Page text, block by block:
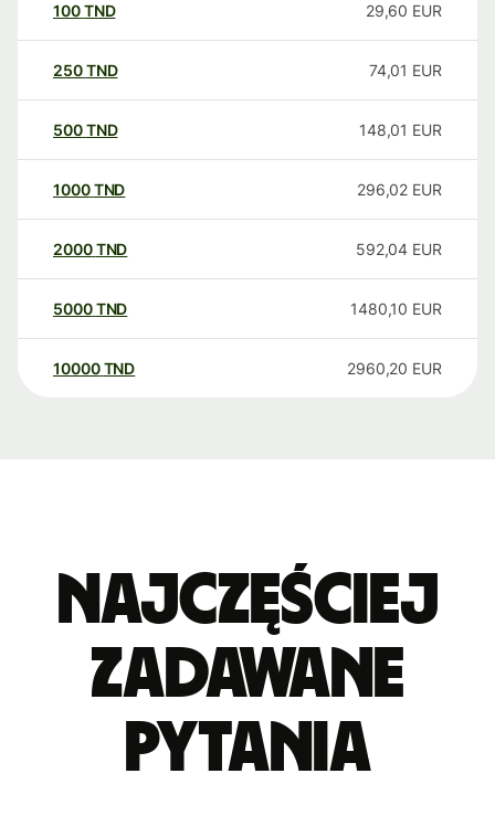
100TND 29,60 EUR
250TND 74,01 EUR
500TND 148,01 EUR
1000TND 296,02 EUR
2000TND 592,04 EUR
5000TND 1480,10 EUR
10000 TND 2960,20 EUR
Najczęściej
zadawane
pytania